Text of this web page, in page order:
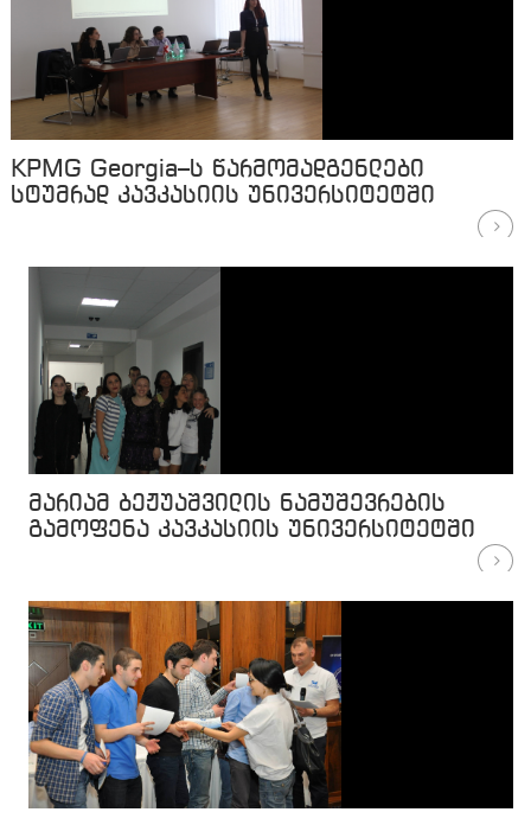
KPMG Georgia–ს წარმომადგენლები
სტუმრად კავკასიის უნივერსიტეტში
მარიამ ბეჟუაშვილის ნამუშევრების
გამოფენა კავკასიის უნივერსიტეტში